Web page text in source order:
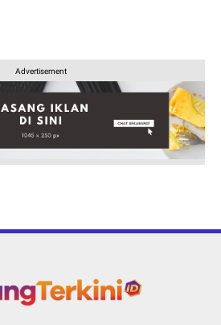
Advertisement